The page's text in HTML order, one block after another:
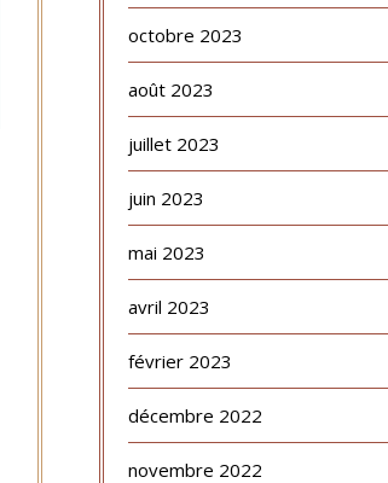
octobre 2023
août 2023
juillet 2023
juin 2023
mai 2023
avril 2023
février 2023
décembre 2022
novembre 2022